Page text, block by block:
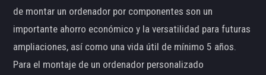
de montar un ordenador por componentes son un
importante ahorro económico y la versatilidad para futuras
ampliaciones, así como una vida útil de mínimo 5 años.
Para el montaje de un ordenador personalizado